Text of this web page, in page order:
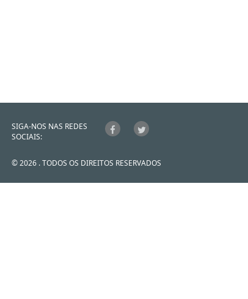
SIGA-NOS NAS REDES
SOCIAIS:
© 2026 . TODOS OS DIREITOS RESERVADOS